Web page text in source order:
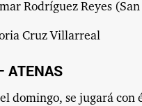
Rodríguez Reyes (San
Cruz Villarreal
ATENAS
domingo, se jugará con